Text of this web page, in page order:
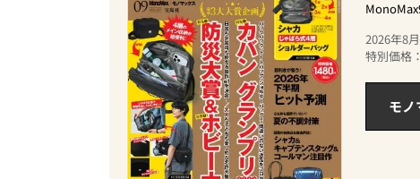
2026年8
特別価格
モ